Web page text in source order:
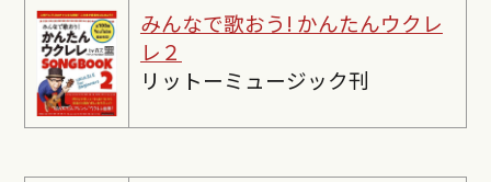
みんなで歌おう! かんたんウクレ
レ２
リットーミュージック刊